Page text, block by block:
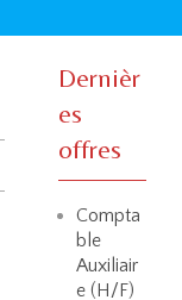
Dernièr
es
offres
Compta
ble
Auxiliair
e (H/F)